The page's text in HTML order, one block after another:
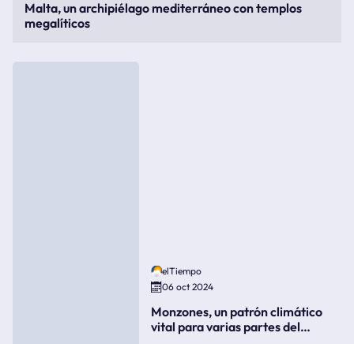
Malta, un archipiélago mediterráneo con templos
megalíticos
elTiempo
06 oct 2024
Monzones, un patrón climático
vital para varias partes del